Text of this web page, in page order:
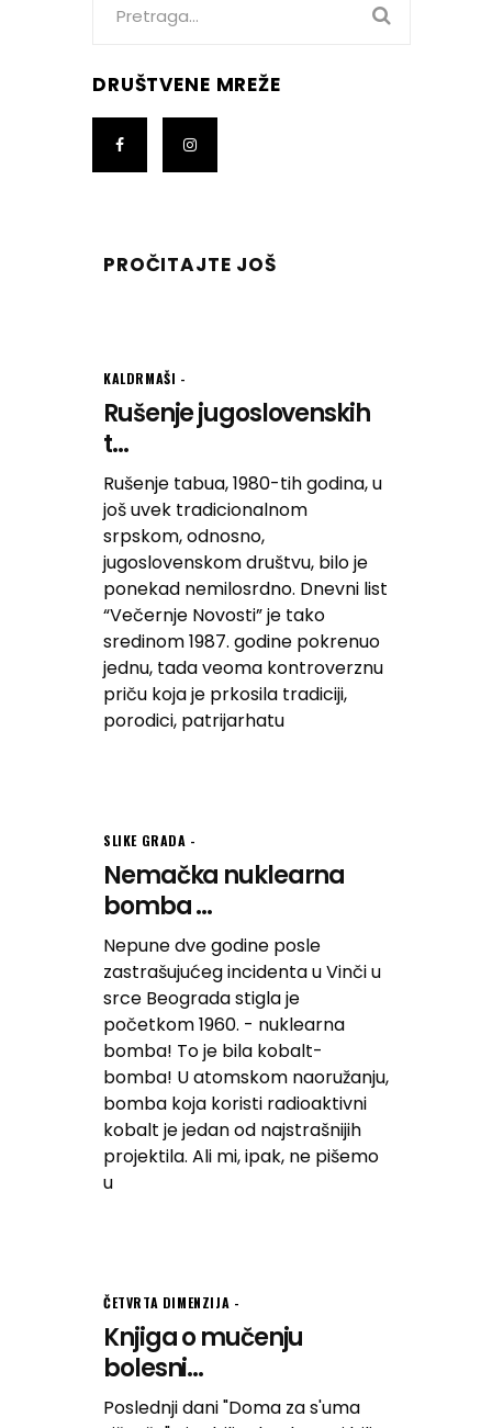
DRUŠTVENE MREŽE
PROČITAJTE JOŠ
KALDRMAŠI
Rušenje jugoslovenskih
t...
Rušenje tabua, 1980-tih godina, u
još uvek tradicionalnom
srpskom, odnosno,
jugoslovenskom društvu, bilo je
ponekad nemilosrdno. Dnevni list
“Večernje Novosti” je tako
sredinom 1987. godine pokrenuo
jednu, tada veoma kontroverznu
priču koja je prkosila tradiciji,
porodici, patrijarhatu
SLIKE GRADA
Nemačka nuklearna
bomba ...
Nepune dve godine posle
zastrašujućeg incidenta u Vinči u
srce Beograda stigla je
početkom 1960. - nuklearna
bomba! To je bila kobalt-
bomba! U atomskom naoružanju,
bomba koja koristi radioaktivni
kobalt je jedan od najstrašnijih
projektila. Ali mi, ipak, ne pišemo
u
ČETVRTA DIMENZIJA
Knjiga o mučenju
bolesni...
Poslednji dani "Doma za s'uma